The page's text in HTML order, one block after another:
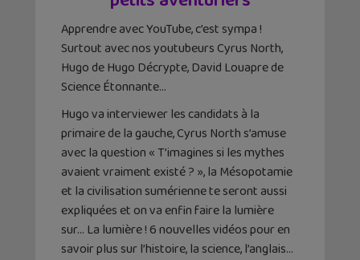
Apprendre avec YouTube, c’est sympa !
Surtout avec nos youtubeurs Cyrus North,
Hugo de Hugo Décrypte, David Louapre de
Science Étonnante…
Hugo va interviewer les candidats à la
primaire de la gauche, Cyrus North s’amuse
avec la question « T’imagines si les mythes
avaient vraiment existé ? », la Mésopotamie
et la civilisation sumérienne te seront aussi
expliquées et on va enfin faire la lumière
sur… La lumière ! 6 nouvelles vidéos pour en
savoir plus sur l’histoire, la science, l’anglais…